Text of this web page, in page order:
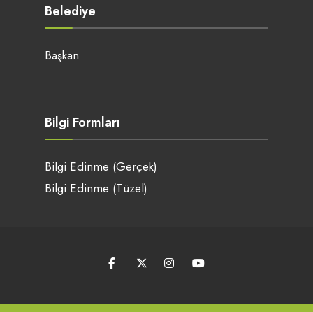
Belediye
Başkan
Bilgi Formları
Bilgi Edinme (Gerçek)
Bilgi Edinme (Tüzel)